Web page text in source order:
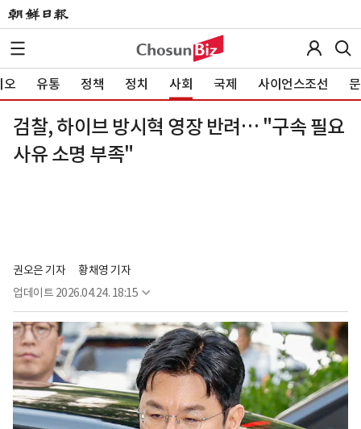
오 유통 정책 정치 사회 국제 사이언스조선
검찰, 하이브 방시혁 영장 반려… "구속 필요
사유 소명 부족"
권오은 기자
황채영 기자
업데이트 2026.04.24. 18:15